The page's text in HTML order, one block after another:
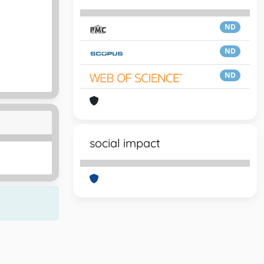
ND
ND
ND
social impact